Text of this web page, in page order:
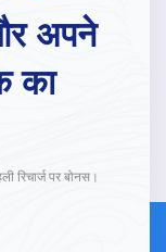
अपने
का
रिचार्ज पर बोनस।